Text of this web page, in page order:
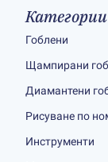
Категории
Гоблени
Щампирани
Диамантени
Рисуване по
Инструменти